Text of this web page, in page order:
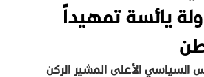
يائسة تمهيداً
الأعلى المشير الركن